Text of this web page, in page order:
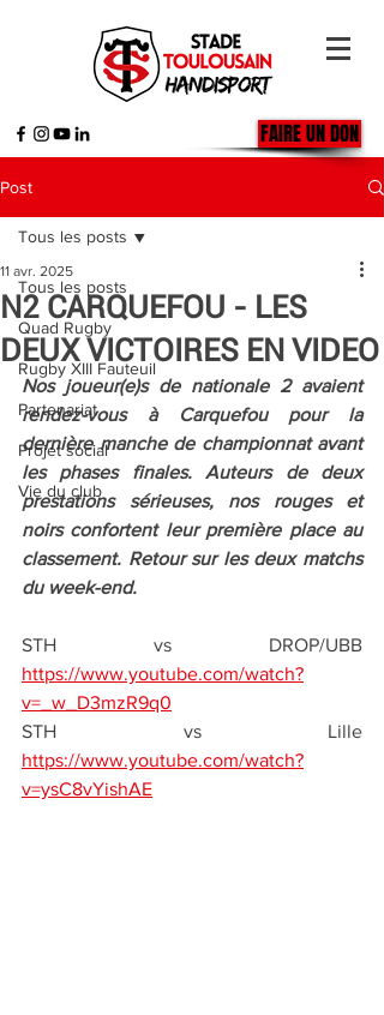
FAIRE UN DON
Post
Tous les posts
Quad Rugby
Rugby XIII Fauteuil
Partenariat
Projet social
Vie du club
Tous les posts
N2 CARQUEFOU - LES
DEUX VICTOIRES EN VIDEO
11 avr. 2025
Nos joueur(e)s de nationale 2 avaient
rendez-vous à Carquefou pour la
dernière manche de championnat avant
les phases finales. Auteurs de deux
prestations sérieuses, nos rouges et
noirs confortent leur première place au
classement. Retour sur les deux matchs
du week-end.
https://www.youtube.com/watch?
v=_w_D3mzR9q0
https://www.youtube.com/watch?
v=ysC8vYishAE